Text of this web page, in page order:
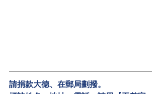
請捐款大德、在郵局劃撥。